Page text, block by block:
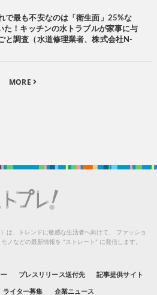
で最も不安なのは「衛生面」25%な
た！キッチンの水トラブルが家事に与
と調査（水道修理業者、株式会社N-
MORE
は、トレンドに敏感な生活者へ向けて、
ファッショ
ノなどの最新情報を “ストレート” に発信します。
プレスリリース送付先 記事提供サイト
ライター募集 企業ニュース